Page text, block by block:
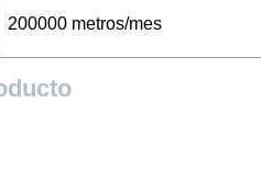
200000 metros/mes